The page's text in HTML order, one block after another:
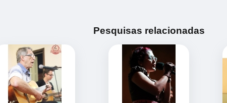
Pesquisas relacionadas